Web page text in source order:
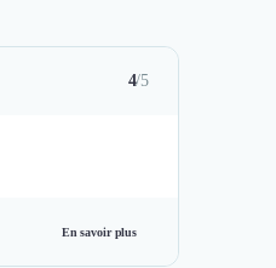
4/5
En savoir plus